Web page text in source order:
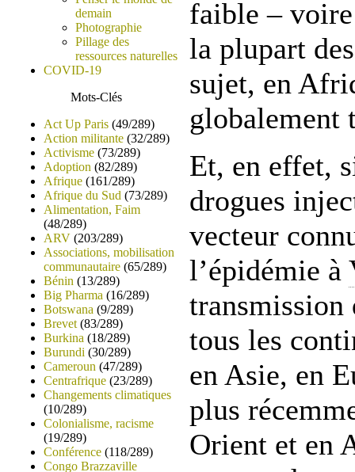
demain
Photographie
Pillage des
ressources naturelles
COVID-19
Mots-Clés
Act Up Paris (49/289)
Action militante (32/289)
Activisme (73/289)
Adoption (82/289)
Afrique (161/289)
Afrique du Sud (73/289)
Alimentation, Faim
(48/289)
ARV (203/289)
Associations, mobilisation
communautaire (65/289)
Bénin (13/289)
Big Pharma (16/289)
Botswana (9/289)
Brevet (83/289)
Burkina (18/289)
Burundi (30/289)
Cameroun (47/289)
Centrafrique (23/289)
Changements climatiques
(10/289)
Colonialisme, racisme
(19/289)
Conférence (118/289)
Congo Brazzaville
faible –
la plupart
sujet, en
globalement
Et, en effet,
drogues
vecteur
l’épidémie à
transmission
tous les
en Asie, en
plus
Orient et en